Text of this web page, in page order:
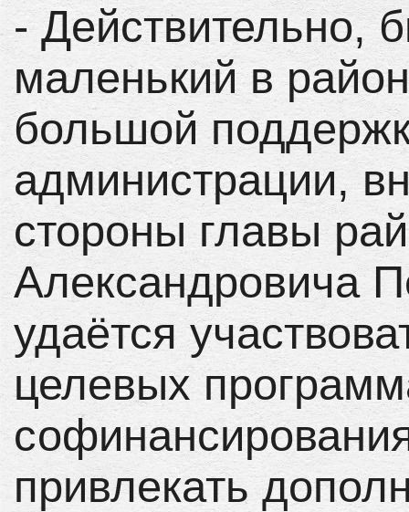
- Действительно,
маленький в
большой
администрации,
стороны главы
Александровича
удаётся
целевых
привлекать